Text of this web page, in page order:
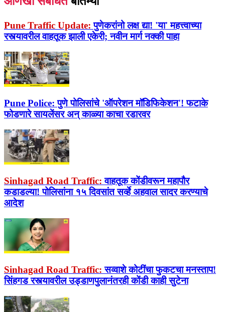
Pune Traffic Update: पुणेकरांनो लक्ष द्या! 'या' महत्त्वाच्या
रस्त्यावरील वाहतूक झाली एकेरी; नवीन मार्ग नक्की पाहा
Pune Police: पुणे पोलिसांचे 'ऑपरेशन मॉडिफिकेशन'! फटाके
फोडणारे सायलेंसर अन् काळ्या काचा रडारवर
Sinhagad Road Traffic: वाहतूक कोंडीवरून महापौर
कडाडल्या! पोलिसांना १५ दिवसांत सर्व्हे अहवाल सादर करण्याचे
आदेश
Sinhagad Road Traffic: सव्वाशे कोटींचा फुकटचा मनस्ताप!
सिंहगड रस्त्यावरील उड्डाणपुलानंतरही कोंडी काही सुटेना